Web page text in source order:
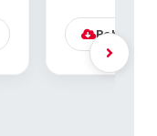
Pobierz